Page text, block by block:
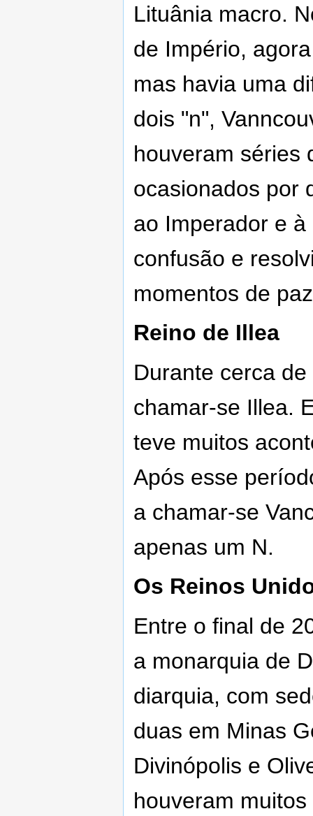
Lituânia macro.
de Império,
mas havia uma
dois "n",
houveram séries
ocasionados por
ao Imperador e
confusão e
momentos de
Reino de Illea
Durante cerca
chamar-se Illea.
teve muitos
Após esse
a chamar-se
apenas um N.
Os Reinos
Entre o final de
a monarquia de
diarquia, com
duas em Minas
Divinópolis e
houveram